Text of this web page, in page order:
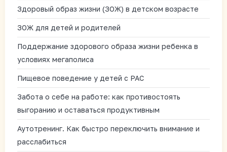
Здоровый образ жизни (ЗОЖ) в детском возрасте
ЗОЖ для детей и родителей
Поддержание здорового образа жизни ребенка в
условиях мегаполиса
Пищевое поведение у детей с РАС
Забота о себе на работе: как противостоять
выгоранию и оставаться продуктивным
Аутотренинг. Как быстро переключить внимание и
расслабиться